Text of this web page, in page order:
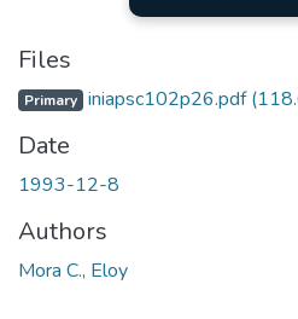
Files
Primary iniapsc102p26.pdf
Date
1993-12-8
Authors
Mora C., Eloy